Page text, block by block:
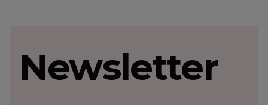
Newsletter